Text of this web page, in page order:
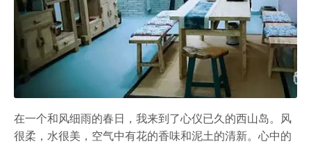
在一个和风细雨的春日，我来到了心仪已久的西山岛。风
很柔，水很美，空气中有花的香味和泥土的清新。心中的